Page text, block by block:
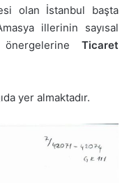
olan İstanbul başta
illerinin sayısal
Ticaret
yer almaktadır.